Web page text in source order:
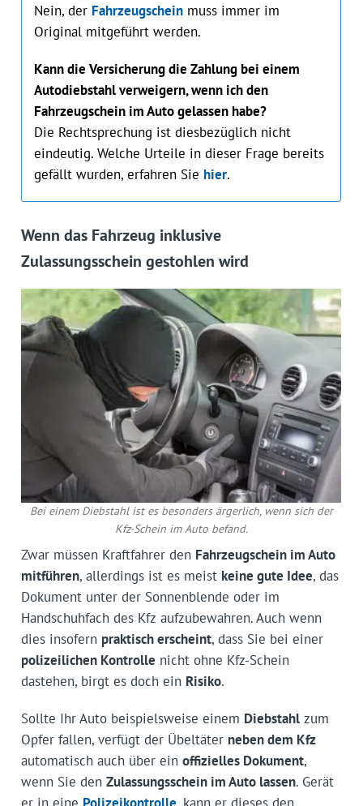
Nein, der Fahrzeugscheinmuss immer im
Original mitgeführt werden.
Kann die Versicherung die Zahlung bei einem
Autodiebstahl verweigern, wenn ich den
Fahrzeugschein im Auto gelassen habe?
Die Rechtsprechung ist diesbezüglich nicht
eindeutig. Welche Urteile in dieser Frage bereits
gefällt wurden, erfahren Sie hier.
Wenn das Fahrzeug inklusive
Zulassungsschein gestohlen wird
Bei einem Diebstahl ist es besonders ärgerlich, wenn sich der
Kfz-Schein im Auto befand.
Zwar müssen Kraftfahrer den Fahrzeugschein im Auto
mitführen, allerdings ist es meist keine gute Idee, das
Dokument unter der Sonnenblende oder im
Handschuhfach des Kfz aufzubewahren. Auch wenn
dies insofern praktisch erscheint, dass Sie bei einer
polizeilichen Kontrolle nicht ohne Kfz-Schein
dastehen, birgt es doch ein Risiko.
Sollte Ihr Auto beispielsweise einem Diebstahlzum
Opfer fallen, verfügt der Übeltäter neben dem Kfz
automatisch auch über ein offizielles Dokument,
wenn Sie den Zulassungsschein im Auto lassen. Gerät